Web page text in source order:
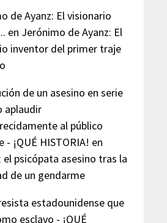
de Ayanz: El visionario
en Jerónimo de Ayanz: El
inventor del primer traje
de un asesino en serie
aplaudir
al público
- ¡QUÉ HISTORIA! en
el psicópata asesino tras la
de un gendarme
estadounidense que
esclavo - ¡QUÉ